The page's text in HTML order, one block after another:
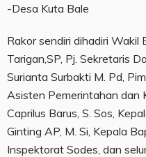
-Desa Kuta Bale
Rakor sendiri dihadiri Wakil
Tarigan,SP, Pj. Sekretaris
Surianta Surbakti M. Pd,
Asisten Pemerintahan dan
Caprilus Barus, S. Sos,
Ginting AP, M. Si, Kepala
Inspektorat Sodes, dan